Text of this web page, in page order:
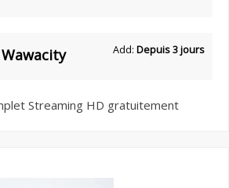
Wawacity Add: Depuis 3 jours
Streaming HD gratuitement